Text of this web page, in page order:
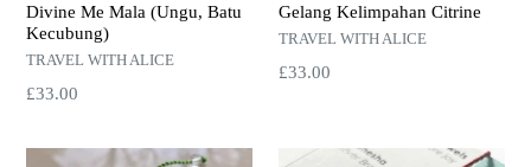
Divine Me Mala (Ungu, Batu
Kecubung)
TRAVEL WITH ALICE
Harga
£33.00
Gelang Kelimpahan Citrine
TRAVEL WITH ALICE
Harga
£33.00